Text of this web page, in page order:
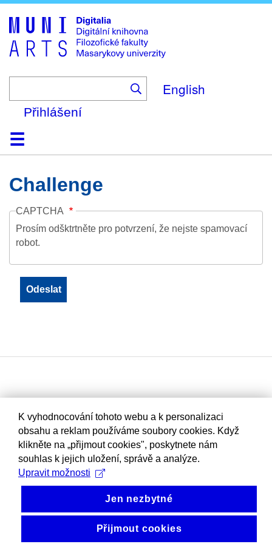
to
main
content
English
Přihlášení
DomůKolekce
Prohlížení
Vyhledávání
O platformě
Nápověda
KontaktDigitalia
Challenge
CAPTCHA
Prosím odšktrtněte pro potvrzení, že nejste spamovací
robot.
K vyhodnocování tohoto webu a k personalizaci
obsahu a reklam používáme soubory cookies. Když
klikněte na „přijmout cookies", poskytnete nám
souhlas k jejich uložení, správě a analýze.
Upravit možnosti
Jen nezbytné
Přijmout cookies